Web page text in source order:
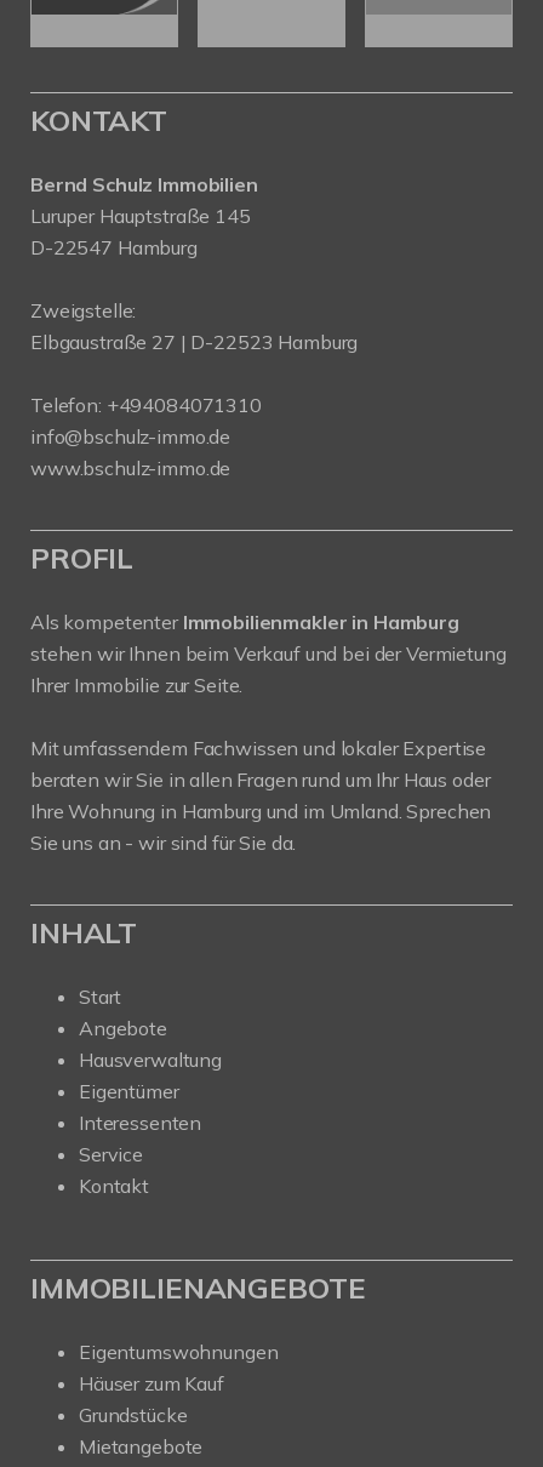
KONTAKT
Bernd Schulz Immobilien
Luruper Hauptstraße 145
D-22547 Hamburg
Zweigstelle:
Elbgaustraße 27 | D-22523 Hamburg
Telefon: +494084071310
info@bschulz-immo.de
www.bschulz-immo.de
PROFIL
Als kompetenter Immobilienmakler in Hamburg
stehen wir Ihnen beim Verkauf und bei der Vermietung
Ihrer Immobilie zur Seite.
Mit umfassendem Fachwissen und lokaler Expertise
beraten wir Sie in allen Fragen rund um Ihr Haus oder
Ihre Wohnung in Hamburg und im Umland. Sprechen
Sie uns an - wir sind für Sie da.
INHALT
Start
Angebote
Hausverwaltung
Eigentümer
Interessenten
Service
Kontakt
IMMOBILIENANGEBOTE
Eigentumswohnungen
Häuser zum Kauf
Grundstücke
Mietangebote